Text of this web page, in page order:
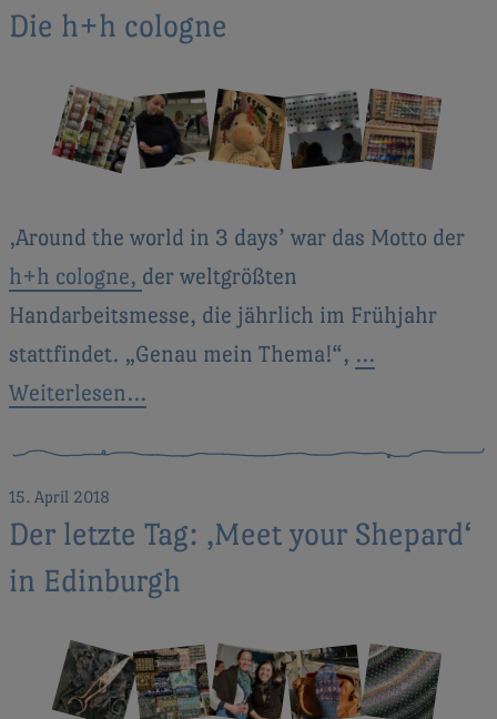
Die h+h cologne
‚Around the world in 3 days’ war das Motto der
h+h cologne, der weltgrößten
Handarbeitsmesse, die jährlich im Frühjahr
stattfindet. „Genau mein Thema!“, …
Weiterlesen…
15. April 2018
Der letzte Tag: ‚Meet your Shepard‘
in Edinburgh